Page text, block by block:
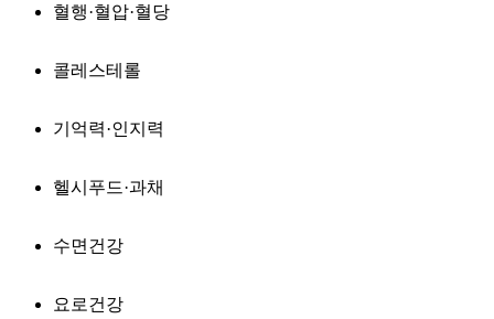
혈행·혈압·혈당
콜레스테롤
기억력·인지력
헬시푸드·과채
수면건강
요로건강